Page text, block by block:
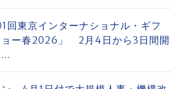
回東京インターナショナル・ギフ
ョー春2026」 2月4日から3日間開